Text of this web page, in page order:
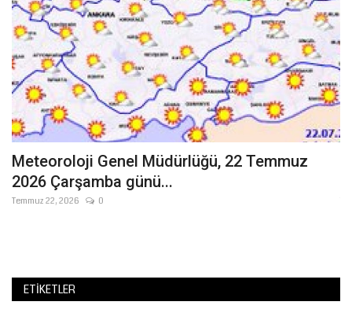
Meteoroloji Genel Müdürlüğü, 22 Temmuz
2026 Çarşamba günü...
Temmuz 22, 2026 0
ETIKETLER